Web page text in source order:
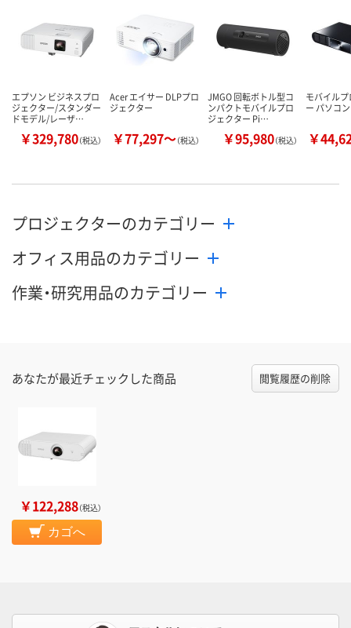
エプソン ビジネスプロ
ジェクター/スタンダー
ドモデル/レーザ…
￥329,780（税込）
Acer エイサー DLPプロ
ジェクター
￥77,297～（税込）
JMGO 回転ボトル型コ
ンパクトモバイルプロ
ジェクター Pi…
￥95,980（税込）
モバイル
ー パソコ
￥
プロジェクターのカテゴリー
オフィス用品のカテゴリー
作業・研究用品のカテゴリー
あなたが最近チェックした商品 閲覧履歴の削除
￥122,288（税込）
カゴへ